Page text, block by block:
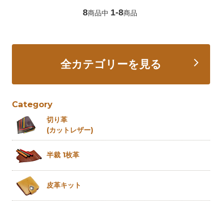
8商品中 1-8商品
全カテゴリーを見る
Category
切り革
(カットレザー)
半裁 1枚革
皮革キット